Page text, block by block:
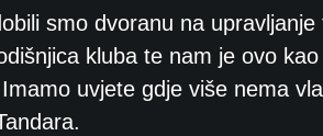
smo dvoranu na
kluba te nam je ovo
uvjete gdje više nema